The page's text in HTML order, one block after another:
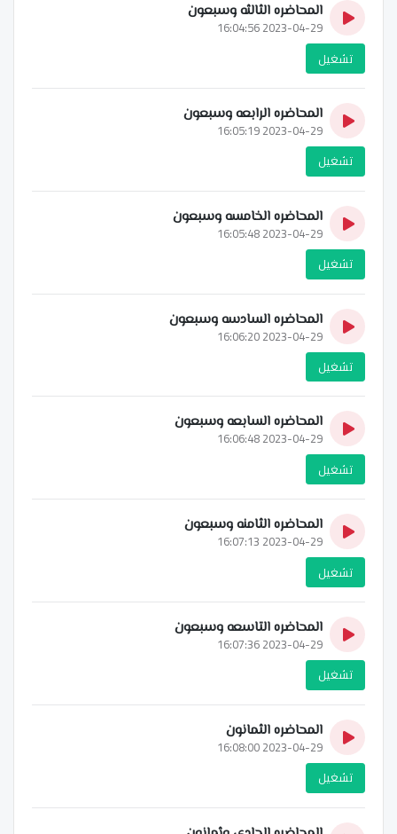
المحاضره الثالثه وسبعون
2023-04-29 16:04:56
تشغيل
المحاضره الرابعه وسبعون
2023-04-29 16:05:19
تشغيل
المحاضره الخامسه وسبعون
2023-04-29 16:05:48
تشغيل
المحاضره السادسه وسبعون
2023-04-29 16:06:20
تشغيل
المحاضره السابعه وسبعون
2023-04-29 16:06:48
تشغيل
المحاضره الثامنه وسبعون
2023-04-29 16:07:13
تشغيل
المحاضره التاسعه وسبعون
2023-04-29 16:07:36
تشغيل
المحاضره الثمانون
2023-04-29 16:08:00
تشغيل